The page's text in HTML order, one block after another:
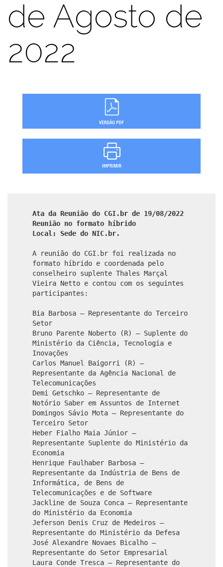
de Agosto de
2022
Ata da Reunião do CGI.br de 19/08/2022
Reunião no formato híbrido
Local: Sede do NIC.br.
A reunião do CGI.br foi realizada no
formato híbrido e coordenada pelo
conselheiro suplente Thales Marçal
Vieira Netto e contou com os seguintes
participantes:
Bia Barbosa – Representante do Terceiro
Setor
Bruno Parente Noberto (R) – Suplente do
Ministério da Ciência, Tecnologia e
Inovações
Carlos Manuel Baigorri (R) –
Representante da Agência Nacional de
Telecomunicações
Demi Getschko – Representante de
Notório Saber em Assuntos de Internet
Domingos Sávio Mota – Representante do
Terceiro Setor
Heber Fialho Maia Júnior –
Representante Suplente do Ministério da
Economia
Henrique Faulhaber Barbosa –
Representante da Indústria de Bens de
Informática, de Bens de
Telecomunicações e de Software
Jackline de Souza Conca – Representante
do Ministério da Economia
Jeferson Denis Cruz de Medeiros –
Representante do Ministério da Defesa
José Alexandre Novaes Bicalho –
Representante do Setor Empresarial
Laura Conde Tresca – Representante do